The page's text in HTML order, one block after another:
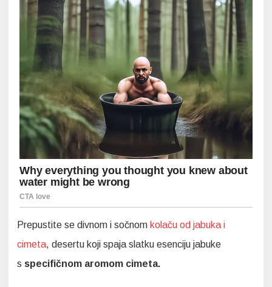
Prepustite se divnom i sočnom kolaču od jabuka i
cimeta, desertu koji spaja slatku esenciju jabuke
s specifičnom aromom cimeta.